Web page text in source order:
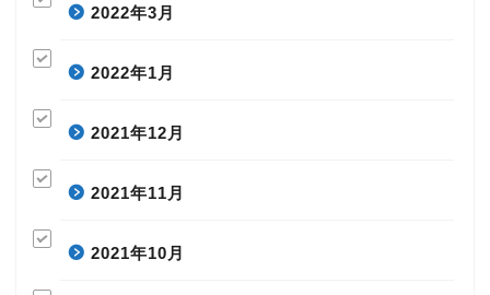
2022年3月
2022年1月
2021年12月
2021年11月
2021年10月